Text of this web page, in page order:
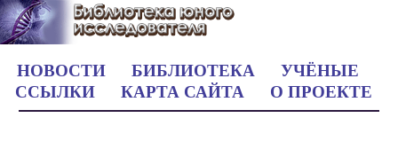
НОВОСТИ БИБЛИОТЕКА
УЧЁНЫЕ
ССЫЛКИ
КАРТА САЙТА О ПРОЕКТЕ